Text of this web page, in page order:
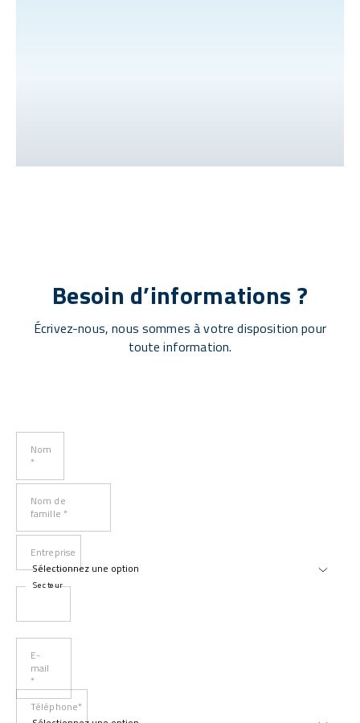
Besoin d’informations ?
Écrivez-nous, nous sommes à votre disposition pour
toute information.
Nom
*
Nom de
famille *
Entreprise
Secteur
E-
mail
*
Téléphone*